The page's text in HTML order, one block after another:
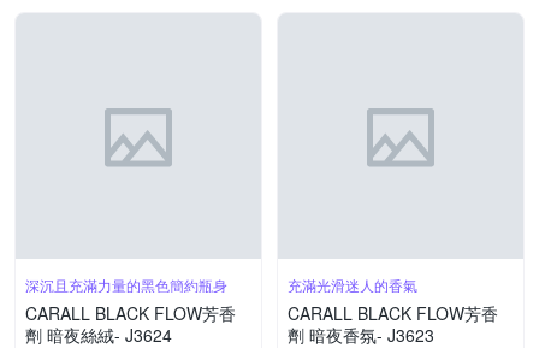
深沉且充滿力量的黑色簡約瓶身
CARALL BLACK FLOW芳香
劑 暗夜絲絨- J3624
充滿光滑迷人的香氣
CARALL BLACK FLOW芳香
劑 暗夜香氛- J3623